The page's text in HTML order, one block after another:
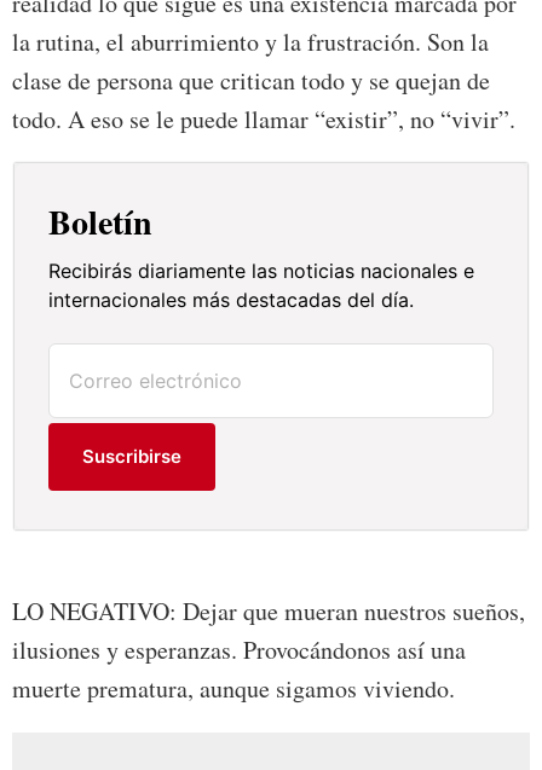
la rutina, el aburrimiento y la frustración. Son la
clase de persona que critican todo y se quejan de
todo. A eso se le puede llamar “existir”, no “vivir”.
Boletín
Recibirás diariamente las noticias nacionales e
internacionales más destacadas del día.
Suscribirse
LO NEGATIVO: Dejar que mueran nuestros sueños,
ilusiones y esperanzas. Provocándonos así una
muerte prematura, aunque sigamos viviendo.